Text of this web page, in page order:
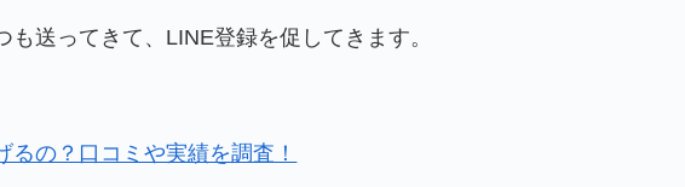
も送ってきて、LINE登録を促してきます。
るの？口コミや実績を調査！